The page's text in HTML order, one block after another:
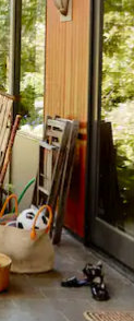
მიმართული